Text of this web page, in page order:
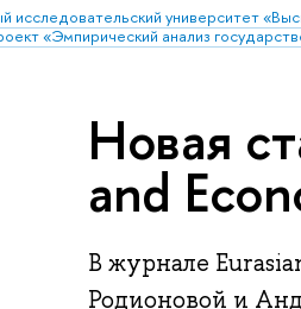
исследовательский университет
«Эмпирический анализ
Новая
and
В журнале
Родионовой и